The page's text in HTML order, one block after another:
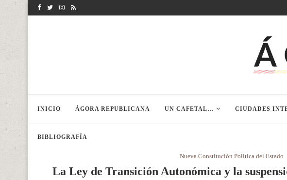
INICIO ÁGORA REPUBLICANA UN CAFETAL… CIUDADES
BIBLIOGRAFÍA
Nueva Constitución Política del Estado
La Ley de Transición Autonómica y la